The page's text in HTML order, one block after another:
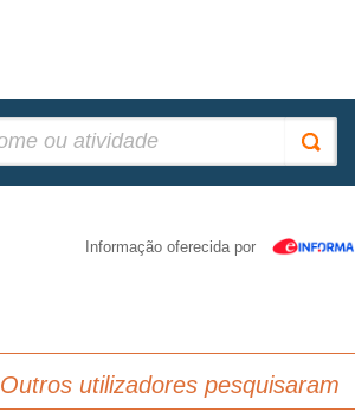
Informação oferecida por
Outros utilizadores pesquisaram